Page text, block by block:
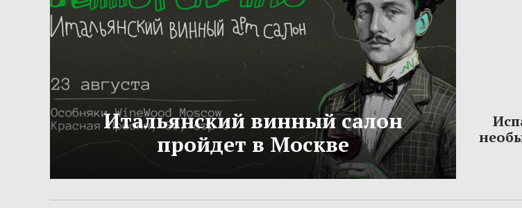
Итальянский винный салон
пройдет в Москве